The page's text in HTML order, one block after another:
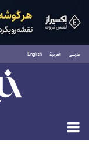
فارسی العربية English